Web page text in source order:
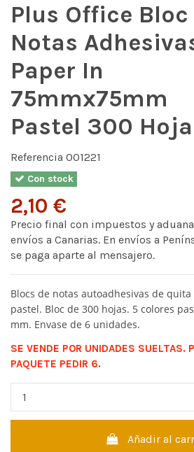
Plus Office Bloc
Notas
Paper In
75mmx75mm
Pastel 300
Referencia 001221
Con stock
2,10 €
Precio final con impuestos y
envíos a Canarias. En envíos a
se paga aparte al mensajero.
Blocs de notas autoadhesivas de
pastel. Bloc de 300 hojas. 5 colores
mm. Envase de 6 unidades.
SE VENDE POR UNIDADES SUELTAS.
PAQUETE PEDIR 6.
Añadir al